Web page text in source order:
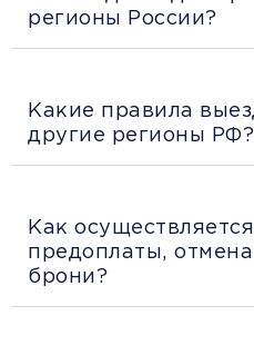
регионы России?
Какие правила
другие регионы РФ?
Как
предоплаты,
брони?